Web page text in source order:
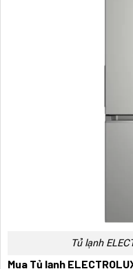
Tủ lạnh
Mua Tủ lạnh